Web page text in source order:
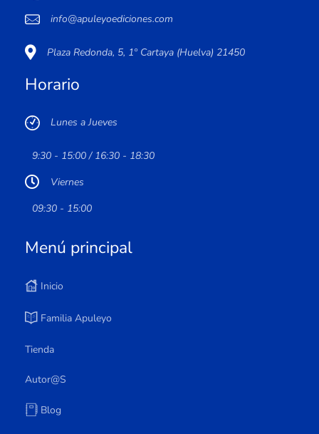
info@apuleyoediciones.com
Plaza Redonda, 5, 1º Cartaya (Huelva) 21450
Horario
Lunes a Jueves
9:30 - 15:00 / 16:30 - 18:30
Viernes
09:30 - 15:00
Menú principal
Inicio
Familia Apuleyo
Tienda
Autor@s
Blog